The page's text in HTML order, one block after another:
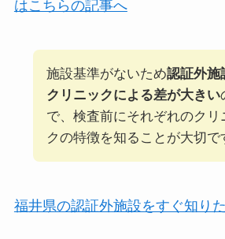
はこちらの記事へ
施設基準がないため認証外施
クリニックによる差が大きい
で、検査前にそれぞれのクリ
クの特徴を知ることが大切で
福井県の認証外施設をすぐ知り